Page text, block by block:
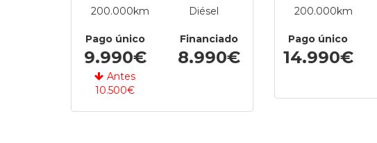
200.000km
Diésel
Pago único
9.990€
Antes
10.500€
Financiado
8.990€
200.000km
Pago único
14.990€